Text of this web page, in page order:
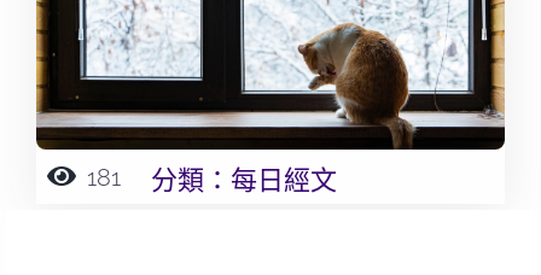
181 分類： 每日經文